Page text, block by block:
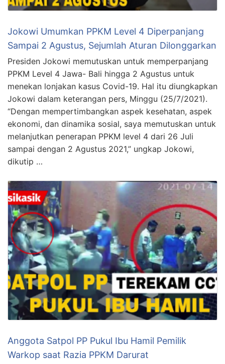
Jokowi Umumkan PPKM Level 4 Diperpanjang
Sampai 2 Agustus, Sejumlah Aturan Dilonggarkan
Presiden Jokowi memutuskan untuk memperpanjang
PPKM Level 4 Jawa- Bali hingga 2 Agustus untuk
menekan lonjakan kasus Covid-19. Hal itu diungkapkan
Jokowi dalam keterangan pers, Minggu (25/7/2021).
“Dengan mempertimbangkan aspek kesehatan, aspek
ekonomi, dan dinamika sosial, saya memutuskan untuk
melanjutkan penerapan PPKM level 4 dari 26 Juli
sampai dengan 2 Agustus 2021,” ungkap Jokowi,
dikutip …
Anggota Satpol PP Pukul Ibu Hamil Pemilik
Warkop saat Razia PPKM Darurat